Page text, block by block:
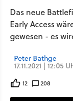
Das neue
Early Access
gewesen - es
Peter Bathge
17.11.2021 | 12:05
12 208